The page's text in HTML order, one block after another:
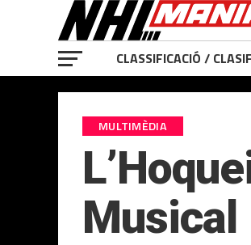
CLASSIFICACIÓ /
MULTIMÈDIA
Musical